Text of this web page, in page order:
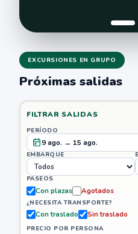
EXCURSIONES EN GRUPO
Próximas salidas
FILTRAR SALIDAS
PERÍODO
9 ago. → 15 ago.
EMBARQUE
PASEOS
Con plazas Agotados
¿NECESITA TRANSPORTE?
Con traslado Sin traslado
PRECIO POR PERSONA